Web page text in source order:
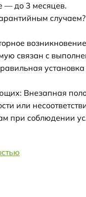
— до 3 месяцев.
случаем?
связан с
установка
Внезапная
или
при соблюдении